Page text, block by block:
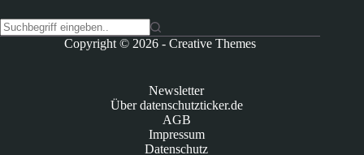
Copyright © 2026 -Creative Themes
Newsletter
Über datenschutzticker.de
AGB
Impressum
Datenschutz